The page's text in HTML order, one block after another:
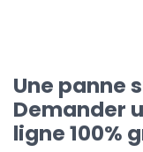
Une panne
Demander
ligne 100%